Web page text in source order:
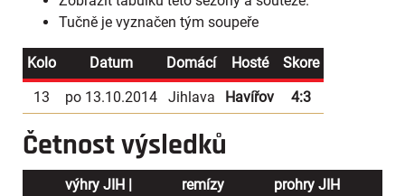
Tučně je vyznačen tým soupeře
Kolo Datum Domácí Hosté
Skore
13
po 13.10.2014 Jihlava Havířov 4:3
Četnost výsledků
výhry JIH |
remízy
prohry JIH